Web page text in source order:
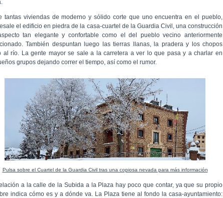
tantas viviendas de moderno y sólido corte que uno encuentra en el pueblo,
el edificio en piedra de la casa-cuartel de la Guardia Civil, una construcción
tan elegante y confortable como el del pueblo vecino anteriormente
También despuntan luego las tierras llanas, la pradera y los chopos
al río. La gente mayor se sale a la carretera a ver lo que pasa y a charlar en
grupos dejando correr el tiempo, así como el rumor.
Pulsa sobre el Cuartel de la Guardia Civil tras una copiosa nevada para más información
a la calle de la Subida a la Plaza hay poco que contar, ya que su propio
indica cómo es y a dónde va. La Plaza tiene al fondo la casa-ayuntamiento: